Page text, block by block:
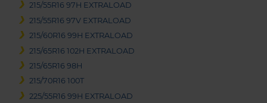
215/55R16 97H EXTRALOAD
215/55R16 97V EXTRALOAD
215/60R16 99H EXTRALOAD
215/65R16 102H EXTRALOAD
215/65R16 98H
215/70R16 100T
225/55R16 99H EXTRALOAD